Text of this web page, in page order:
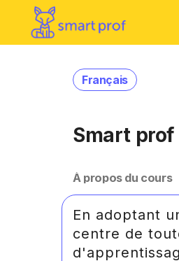
Français
Smart
À propos du cours
En adoptant
centre de